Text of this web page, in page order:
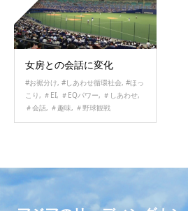
女房との会話に変化
#お裾分け, #しあわせ循環社会, #ほっ
こり, ＃EI, ＃EQパワー, ＃しあわせ,
＃会話, ＃趣味, ＃野球観戦